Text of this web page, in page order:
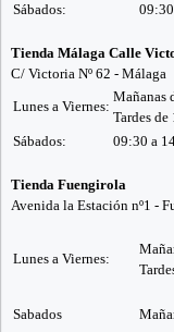
Sábados:
Tienda Málaga Calle
C/ Victoria Nº 62 - Málaga
Lunes a Viernes:
Mañanas
Tardes
Sábados:
09:30 a
Tienda Fuengirola
Avenida la Estación nº1 -
Lunes a Viernes:
Sabados